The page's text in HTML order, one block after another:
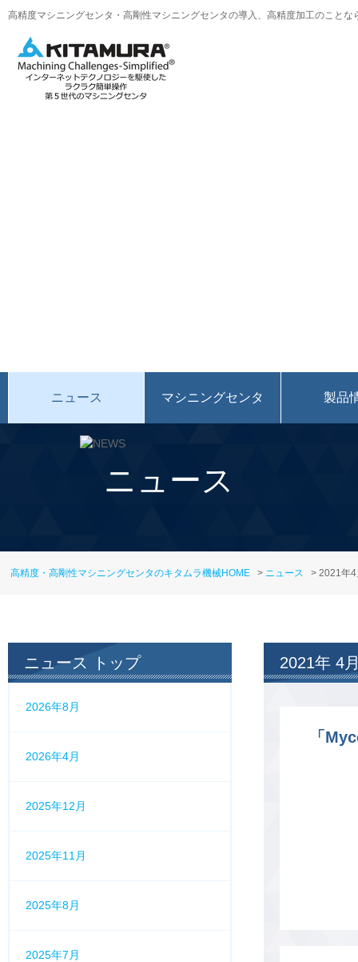
高精度マシニングセンタ・高剛性マシニングセンタの導入、高精度加工のことな
ニュース マシニングセンタ 製品
ニュース
高精度・高剛性マシニングセンタのキタムラ機械HOME > ニュース > 2021年4
2021年 4
「
ニュース トップ
2026年8月
2026年4月
2025年12月
2025年11月
2025年8月
2025年7月